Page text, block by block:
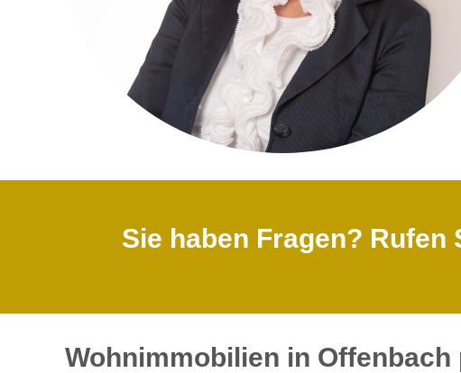
Sie haben Fragen? Rufen
Wohnimmobilien in